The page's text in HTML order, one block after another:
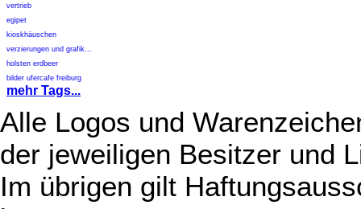
vertrieb
egipet
kioskhäuschen
verzierungen und grafik...
holsten erdbeer
bilder ufercafe freiburg
mehr Tags...
Alle Logos und
der jeweiligen Besitzer und
Im übrigen gilt